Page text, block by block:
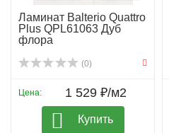
Ламинат Balterio Quattro
Plus QPL61063 Дуб
флора
(0)
Цена: 1 529 ₽/м2
Купить